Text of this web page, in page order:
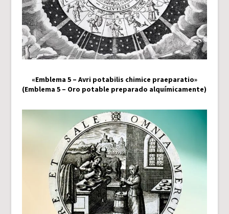
«Emblema 5 – Avri potabilis chimice praeparatio»
(Emblema 5 – Oro potable preparado alquímicamente)